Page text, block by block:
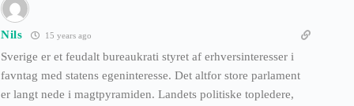
Nils 15 years ago
Sverige er et feudalt bureaukrati styret af erhversinteresser i
favntag med statens egeninteresse. Det altfor store parlament
er langt nede i magtpyramiden. Landets politiske topledere,